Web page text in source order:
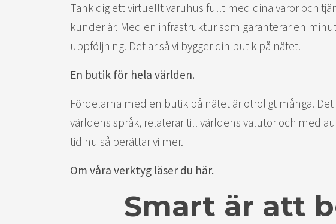
Tänk dig ett virtuellt varuhus fullt med dina varor och
kunder är. Med en infrastruktur som garanterar en
uppföljning. Det är så vi bygger din butik på nätet.
En butik för hela världen.
Fördelarna med en butik på nätet är otroligt många. Det
världens språk, relaterar till världens valutor och med
tid nu så berättar vi mer.
Om våra verktyg läser du här.
Smart är att